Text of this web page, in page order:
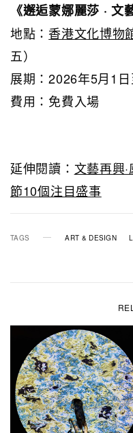
《邂逅蒙娜麗莎 · 文
地點： 香港文化博物
五）
展期：2026年5月1
費用：免費入場
延伸閱讀： 文藝再興
節10個注目盛事
TAGS ART & DESIGN